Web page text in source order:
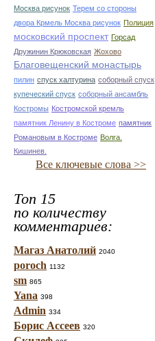
Москва рисунок Терем со стороны
двора Крмель Москва рисунок Полиция
московский проспект Горсад
Дружинин Крюковская Жохово
Благовещенский монастырь
пилин спуск халтурина соборный спуск
купеческий спуск соборный ансамбль
Костромы Костромской кремль
памятник Ленину в Костроме памятник
Романовым в Костроме Волга.
Кишинев.
Все ключевые слова >>
Топ 15
по количеству
комментариев:
Магаз Анатолий 2040
poroch 1132
sm 865
Yana 398
Admin 334
Борис Ассеев 320